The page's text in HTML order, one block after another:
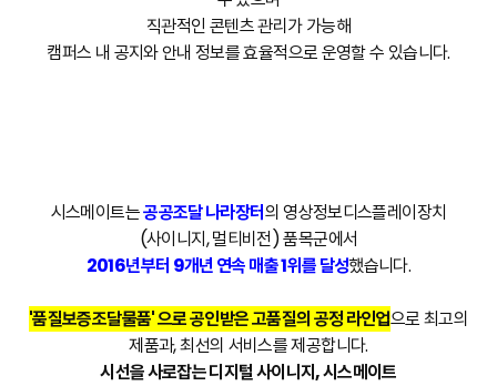
직관적인 콘텐츠 관리가 가능해
캠퍼스 내 공지와 안내 정보를 효율적으로 운영할 수 있습니다.
시스메이트는공공조달 나라장터의 영상정보디스플레이장치
(사이니지, 멀티비전) 품목군에서
2016년부터 9개년 연속 매출 1위를 달성했습니다.
'품질보증조달물품' 으로 공인받은 고품질의 공정 라인업으로 최고의
제품과, 최선의 서비스를 제공합니다.
시선을 사로잡는 디지털 사이니지, 시스메이트